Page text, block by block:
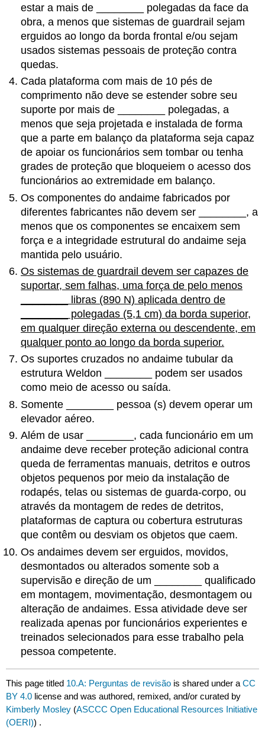
estar a mais de
polegadas da face da
obra, a menos que sistemas de guardrail sejam
erguidos ao longo da borda frontal e/ou sejam
usados sistemas pessoais de proteção contra
quedas.
Cada plataforma com mais de 10 pés de
comprimento não deve se estender sobre seu
suporte por mais de
polegadas, a
menos que seja projetada e instalada de forma
que a parte em balanço da plataforma seja capaz
de apoiar os funcionários sem tombar ou tenha
grades de proteção que bloqueiem o acesso dos
funcionários ao extremidade em balanço.
Os componentes do andaime fabricados por
diferentes fabricantes não devem ser
, a
menos que os componentes se encaixem sem
força e a integridade estrutural do andaime seja
mantida pelo usuário.
Os sistemas de guardrail devem ser capazes de
suportar, sem falhas, uma força de pelo menos
libras (890 N) aplicada dentro de
polegadas (5,1 cm) da borda superior,
em qualquer direção externa ou descendente, em
qualquer ponto ao longo da borda superior.
Os suportes cruzados no andaime tubular da
estrutura Weldon
podem ser usados
como meio de acesso ou saída.
Somente
pessoa (s) devem operar um
elevador aéreo.
Além de usar
, cada funcionário em um
andaime deve receber proteção adicional contra
queda de ferramentas manuais, detritos e outros
objetos pequenos por meio da instalação de
rodapés, telas ou sistemas de guarda-corpo, ou
através da montagem de redes de detritos,
plataformas de captura ou cobertura estruturas
que contêm ou desviam os objetos que caem.
Os andaimes devem ser erguidos, movidos,
desmontados ou alterados somente sob a
supervisão e direção de um
qualificado
em montagem, movimentação, desmontagem ou
alteração de andaimes. Essa atividade deve ser
realizada apenas por funcionários experientes e
treinados selecionados para esse trabalho pela
pessoa competente.
This page titled 10.A: Perguntas de revisão is shared under aCC
BY 4.0 license and was authored, remixed, and/or curated by
Kimberly Mosley (ASCCC Open Educational Resources Initiative
(OERI)) .